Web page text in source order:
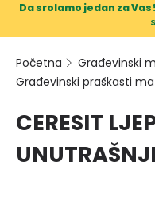
Da srolamo jedan za
Početna
Građevinski
Građevinski praškasti
CERESIT